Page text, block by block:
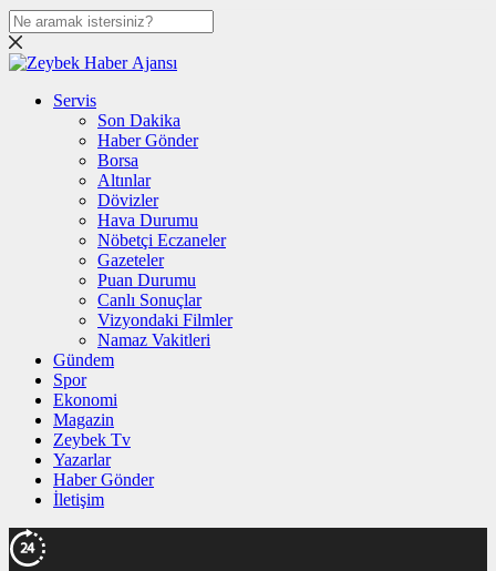
Servis
Son Dakika
Haber Gönder
Borsa
Altınlar
Dövizler
Hava Durumu
Nöbetçi Eczaneler
Gazeteler
Puan Durumu
Canlı Sonuçlar
Vizyondaki Filmler
Namaz Vakitleri
Gündem
Spor
Ekonomi
Magazin
Zeybek Tv
Yazarlar
Haber Gönder
İletişim